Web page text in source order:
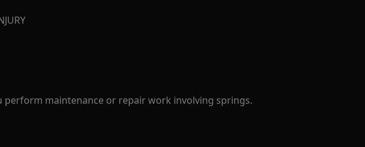
perform maintenance or repair work involving springs.